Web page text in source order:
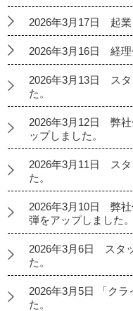
2026年3月17日 起業
2026年3月16日 経理
2026年3月13日 スタ
た。
2026年3月12日 弊社
ップしました。
2026年3月11日 スタ
た。
2026年3月10日 弊社
弾をアップしました。
2026年3月6日 スタ
た。
2026年3月5日 「ク
た。